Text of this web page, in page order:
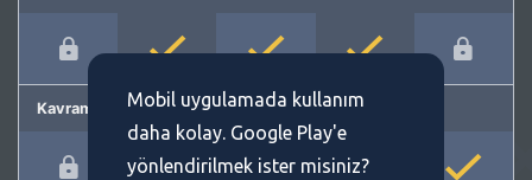
Kavram önermeMobil uygulamada kullanım
daha kolay. Google Play'e
yönlendirilmek ister misiniz?